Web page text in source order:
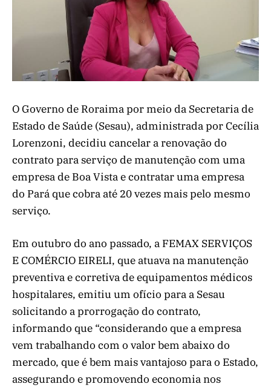
O Governo de Roraima por meio da Secretaria de
Estado de Saúde (Sesau), administrada por Cecília
Lorenzoni, decidiu cancelar a renovação do
contrato para serviço de manutenção com uma
empresa de Boa Vista e contratar uma empresa
do Pará que cobra até 20 vezes mais pelo mesmo
serviço.
Em outubro do ano passado, a FEMAX SERVIÇOS
E COMÉRCIO EIRELI, que atuava na manutenção
preventiva e corretiva de equipamentos médicos
hospitalares, emitiu um ofício para a Sesau
solicitando a prorrogação do contrato,
informando que “considerando que a empresa
vem trabalhando com o valor bem abaixo do
mercado, que é bem mais vantajoso para o Estado,
assegurando e promovendo economia nos